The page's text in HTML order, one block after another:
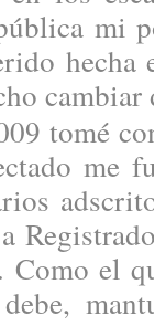
mi
hecha
tomé
me
el